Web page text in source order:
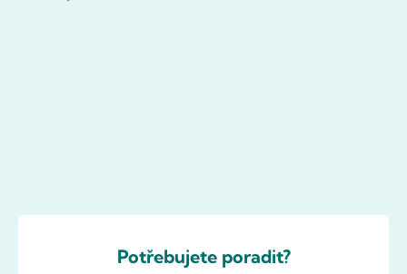
Potřebujete poradit?